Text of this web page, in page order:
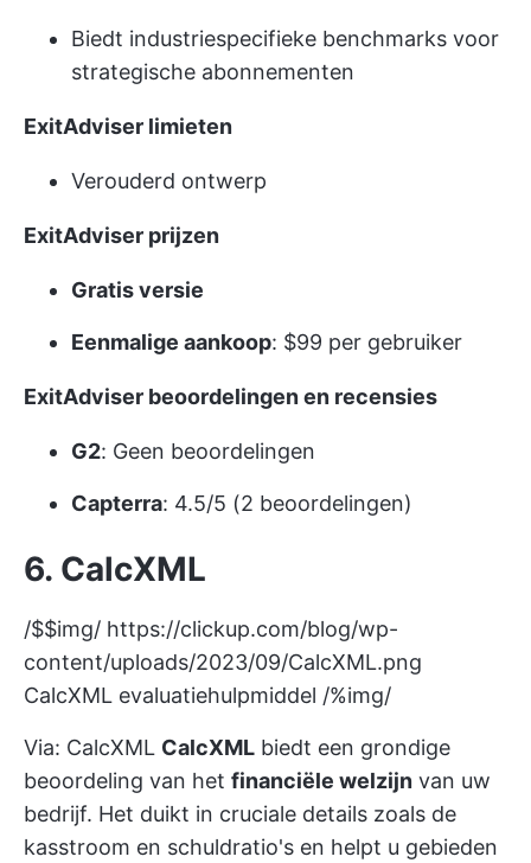
Biedt industriespecifieke benchmarks voor
strategische abonnementen
ExitAdviser limieten
Verouderd ontwerp
ExitAdviser prijzen
Gratis versie
Eenmalige aankoop: $99 per gebruiker
ExitAdviser beoordelingen en recensies
G2: Geen beoordelingen
Capterra: 4.5/5 (2 beoordelingen)
6. CalcXML
/$$img/ https://clickup.com/blog/wp-
content/uploads/2023/09/CalcXML.png
CalcXML evaluatiehulpmiddel /%img/
Via: CalcXML CalcXML biedt een grondige
beoordeling van het financiële welzijn van uw
bedrijf. Het duikt in cruciale details zoals de
kasstroom en schuldratio's en helpt u gebieden